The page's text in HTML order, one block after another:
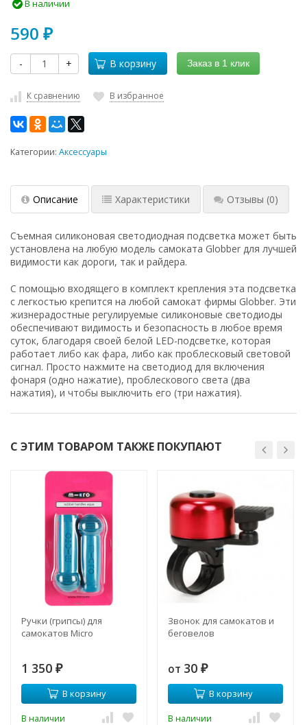
В наличии
590 ₽
- + В корзину Заказ в 1 клик
К сравнению В избранное
Категории: Аксессуары
Описание Характеристики Отзывы (0)
Съемная силиконовая светодиодная подсветка может быть
установлена на любую модель самоката Globber для лучшей
видимости как дороги, так и райдера.
С помощью входящего в комплект крепления эта подсветка
с легкостью крепится на любой самокат фирмы Globber. Эти
жизнерадостные регулируемые силиконовые светодиоды
обеспечивают видимость и безопасность в любое время
суток, благодаря своей белой LED-подсветке, которая
работает либо как фара, либо как проблесковый световой
сигнал. Просто нажмите на светодиод для включения
фонаря (одно нажатие), проблескового света (два
нажатия), и чтобы выключить его (три нажатия).
С ЭТИМ ТОВАРОМ ТАКЖЕ ПОКУПАЮТ
Ручки (грипсы) для
самокатов Micro
1 350 ₽
В корзину
В наличии
Звонок для самокатов и
беговелов
от 30 ₽
В корзину
В наличии